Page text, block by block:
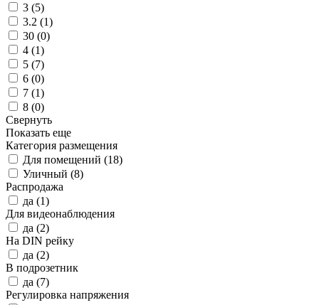
3 (5)
3.2 (1)
30 (0)
4 (1)
5 (7)
6 (0)
7 (1)
8 (0)
Свернуть
Показать еще
Категория размещения
Для помещений (18)
Уличный (8)
Распродажа
да (1)
Для видеонаблюдения
да (2)
На DIN рейку
да (2)
В подрозетник
да (7)
Регулировка напряжения